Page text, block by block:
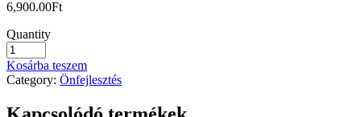
6,900.00Ft
Quantity
Kosárba teszem
Category: Önfejlesztés